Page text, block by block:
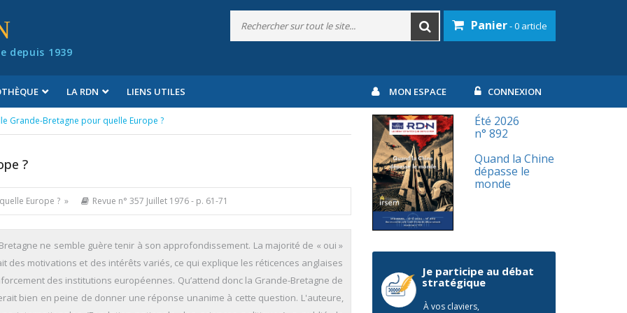
depuis 1939
Panier- 0 article
LA RDN LIENS UTILES MON ESPACE CONNEXION
Grande-Bretagne pour quelle Europe ?
?
Europe ? » Revue n° 357 Juillet 1976- p. 61-71
ne semble guère tenir à son approfondissement. La majorité de « oui »
des motivations et des intérêts variés, ce qui explique les réticences anglaises
des institutions européennes. Qu’attend donc la Grande-Bretagne de
bien en peine de donner une réponse unanime à cette question. L'auteure,
Été 2026
n° 892
Quand la Chine
dépasse le
monde
Je participe au débat
stratégique
À vos claviers,